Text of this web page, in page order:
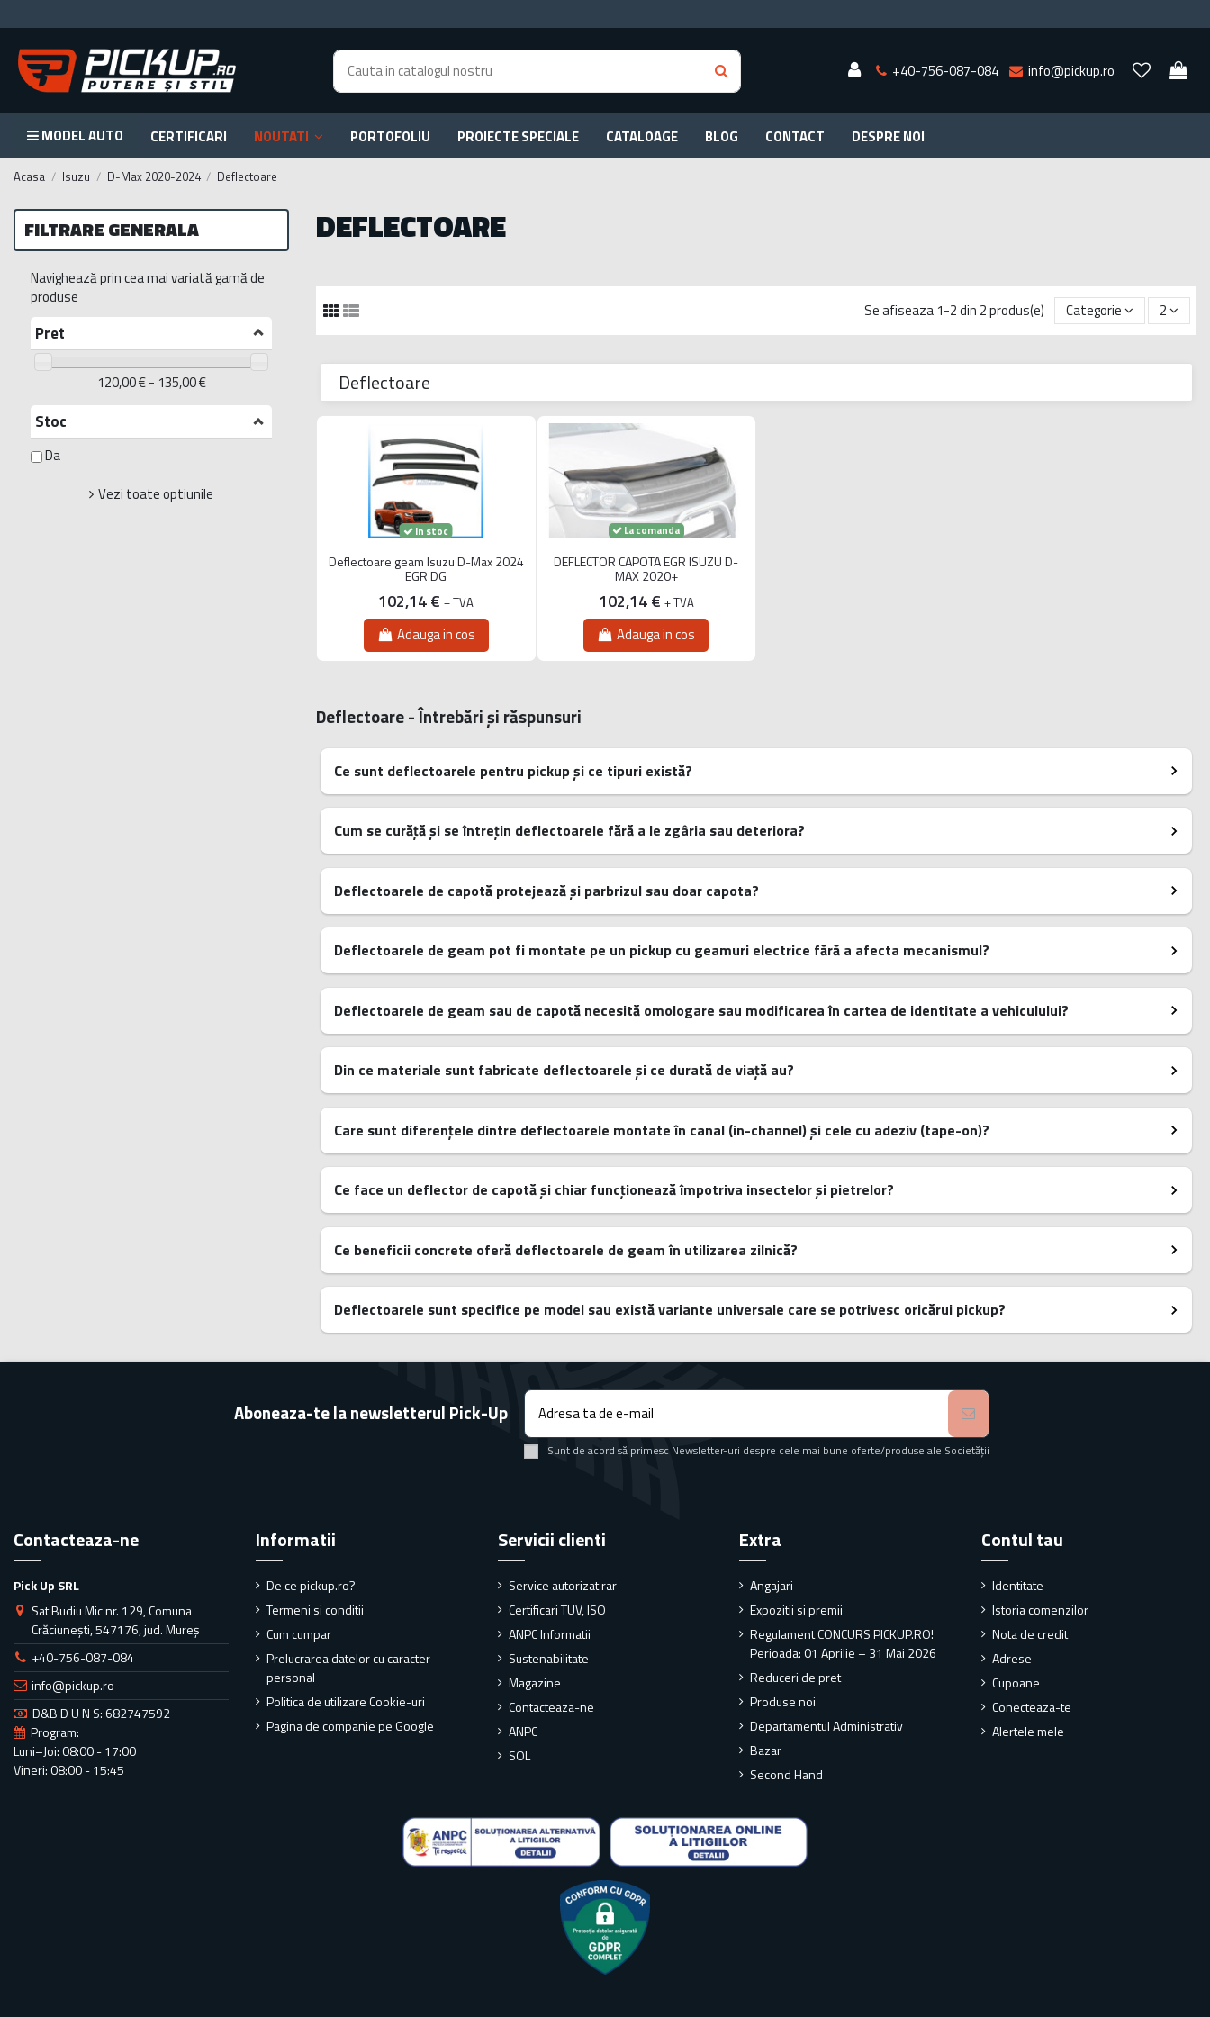
+40-756-087-084 info@pickup.ro
MODEL AUTO CERTIFICARI NOUTATI PORTOFOLIU PROIECTE SPECIALE CATALOAGE BLOG CONTACT DESPRE NOI
Acasa Isuzu D-Max 2020-2024 Deflectoare
DEFLECTOARE
Se afiseaza 1-2 din 2 produs(e) Categorie 2
Deflectoare
In stoc
Deflectoare geam Isuzu D-Max 2024
EGR DG
102,14 €+ TVA
Adauga in cos
La comanda
DEFLECTOR CAPOTA EGR ISUZU D-
MAX 2020+
102,14 € + TVA
Adauga in cos
Deflectoare - Întrebări și răspunsuri
Ce sunt deflectoarele pentru pickup și ce tipuri există?
Cum se curăță și se întrețin deflectoarele fără a le zgâria sau deteriora?
Deflectoarele de capotă protejează și parbrizul sau doar capota?
Deflectoarele de geam pot fi montate pe un pickup cu geamuri electrice fără a afecta mecanismul?
Deflectoarele de geam sau de capotă necesită omologare sau modificarea în cartea de identitate a vehiculului?
Din ce materiale sunt fabricate deflectoarele și ce durată de viață au?
Care sunt diferențele dintre deflectoarele montate în canal (in-channel) și cele cu adeziv (tape-on)?
Ce face un deflector de capotă și chiar funcționează împotriva insectelor și pietrelor?
Ce beneficii concrete oferă deflectoarele de geam în utilizarea zilnică?
Deflectoarele sunt specifice pe model sau există variante universale care se potrivesc oricărui pickup?
FILTRARE GENERALA
Navighează prin cea mai variată gamă de
produse
Pret
120,00 € - 135,00 €
Stoc
Da
Vezi toate optiunile
Aboneaza-te la newsletterul Pick-Up
Sunt de acord să primesc Newsletter-uri despre cele mai bune oferte/produse ale Societății
Contacteaza-ne
Pick Up SRL
Sat Budiu Mic nr. 129, Comuna
Crăciunești, 547176, jud. Mureș
+40-756-087-084
info@pickup.ro
D&B D U N S: 682747592
Program:
Luni–Joi: 08:00 - 17:00
Vineri: 08:00 - 15:45
Informatii
De ce pickup.ro?
Termeni si conditii
Cum cumpar
Prelucrarea datelor cu caracter
personal
Politica de utilizare Cookie-uri
Pagina de companie pe Google
Servicii clienti
Service autorizat rar
Certificari TUV, ISO
ANPC Informatii
Sustenabilitate
Magazine
Contacteaza-ne
ANPC
SOL
Extra
Angajari
Expozitii si premii
Regulament CONCURS PICKUP.RO!
Perioada: 01 Aprilie – 31 Mai 2026
Reduceri de pret
Produse noi
Departamentul Administrativ
Bazar
Second Hand
Contul tau
Identitate
Istoria comenzilor
Nota de credit
Adrese
Cupoane
Conecteaza-te
Alertele mele